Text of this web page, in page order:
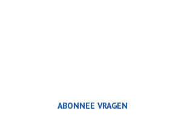
ABONNEE VRAGEN